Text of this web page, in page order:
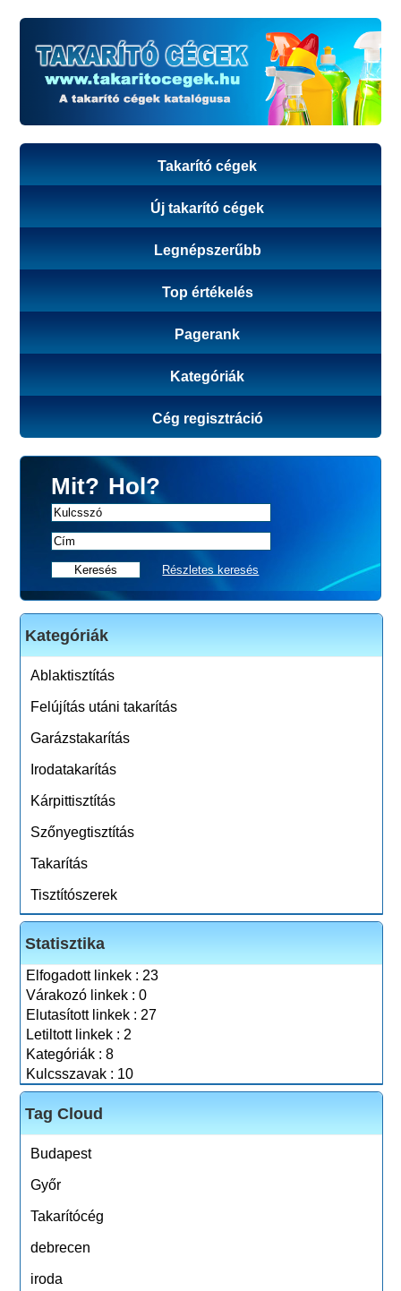
Takarító cégek
Új takarító cégek
Legnépszerűbb
Top értékelés
Pagerank
Kategóriák
Cég regisztráció
Mit? Hol?
Részletes keresés
Kategóriák
Ablaktisztítás
Felújítás utáni takarítás
Garázstakarítás
Irodatakarítás
Kárpittisztítás
Szőnyegtisztítás
Takarítás
Tisztítószerek
Statisztika
Elfogadott linkek : 23
Várakozó linkek : 0
Elutasított linkek : 27
Letiltott linkek : 2
Kategóriák : 8
Kulcsszavak : 10
Tag Cloud
Budapest
Győr
Takarítócég
debrecen
iroda